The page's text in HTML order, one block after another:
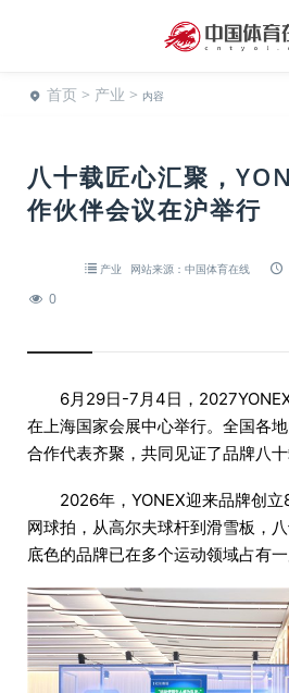
首页 > 产业 > 内容
八十载匠心汇聚，
作伙伴会议在沪举行
产业 网站来源：中国体育在线
0
6月29日-7月4日，2027YONEX
在上海国家会展中心举行。全国各
合作代表齐聚，共同见证了品牌八十
2026年，YONEX迎来品牌创立
网球拍，从高尔夫球杆到滑雪板，
底色的品牌已在多个运动领域占有一